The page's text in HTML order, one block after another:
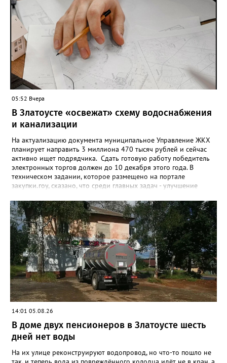
лишним тысячи человек. Почти 89 тысяч за это время решили
запрет отозвать. При этом, утверждают аналитики бюро,
примерно каждый пятый из тех, кто установил самозапрет,
никогда кредиты не брал, столько же погасили долги недавно,
а больше половины имеют долговые обязательства сейчас.
05:52 Вчера
В Златоусте «освежат» схему водоснабжения
и канализации
На актуализацию документа муниципальное Управление ЖКХ
планирует направить 3 миллиона 470 тысяч рублей и сейчас
активно ищет подрядчика. Сдать готовую работу победитель
электронных торгов должен до 10 декабря этого года. В
техническом задании, которое размещено на портале
закупки.гоу, сказано, что среди главных задач - улучшение
повышение энергоэффективности систем. Кроме электронных
схем, исполнителю нужно разработать предложения по
строительству и реконструкции водоснабжения и канализации,
оценив размер вложений, а также представить перечень
бесхозных объектов и возможные сценарии развития этой
сферы городского хозяйства. В июне 2025 года
«Златоуст.инфо» сообщал о подобных торгах. Тогда цена
вопроса была почти в три раза выше - 9 миллионов 13 тысяч
486 рублей, а в списке работ была разработка электронной
системы ливнёвок.
14:01 05.08.26
В доме двух пенсионеров в Златоусте шесть
дней нет воды
На их улице реконструируют водопровод, но что-то пошло не